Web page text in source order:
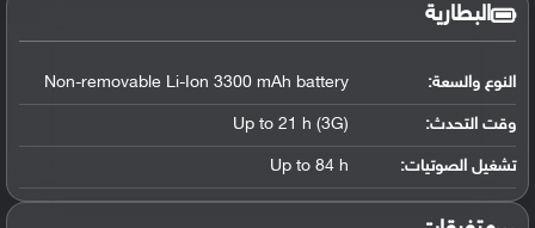
البطارية
النوع والسعة: Non-removable Li-Ion 3300 mAh battery
وقت التحدث: Up to 21 h (3G)
تشغيل الصوتيات: Up to 84 h